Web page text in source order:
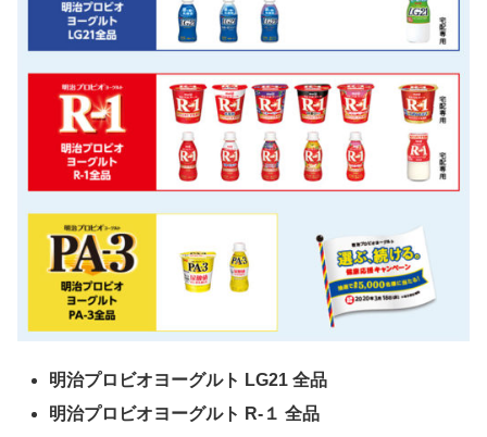
明治プロビオヨーグルト LG21 全品
明治プロビオヨーグルト R-１ 全品